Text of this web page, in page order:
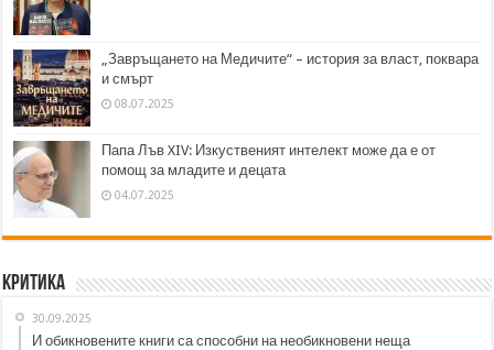
„Завръщането на Медичите“ – история за власт, поквара
и смърт
08.07.2025
Папа Лъв XIV: Изкуственият интелект може да е от
помощ за младите и децата
04.07.2025
Критика
30.09.2025
И обикновените книги са способни на необикновени неща